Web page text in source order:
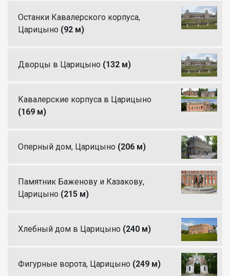
Останки Кавалерского корпуса,
Царицыно (92 м)
Дворцы в Царицыно (132 м)
Кавалерские корпуса в Царицыно
(169 м)
Оперный дом, Царицыно (206 м)
Памятник Баженову и Казакову,
Царицыно (215 м)
Хлебный дом в Царицыно (240 м)
Фигурные ворота, Царицыно (249 м)